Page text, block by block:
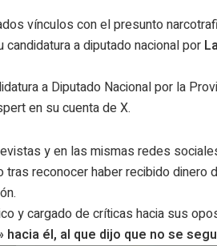
vínculos con el presunto
a diputado nacional por
a Diputado Nacional por la
en su cuenta de X.
y en las mismas redes
reconocer haber recibido dinero
y cargado de críticas hacia sus
él, al que dijo que no se